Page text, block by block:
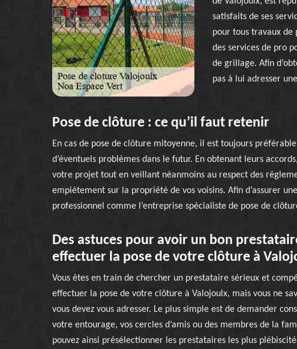
satisfaits de ses
pour tous travaux de
des services de pro
de grillage. Afin
pas à lui adresser
Pose de clôture : ce qu’il faut retenir
En cas de pose de clôture mitoyenne, il est toujours
d’éventuels problèmes dans le futur. En obtenant leurs
votre projet tout en veillant néanmoins au respect des
empiétement sur la propriété de vos voisins. Afin d’assurer
professionnel comme l’entreprise spécialiste de pose de
Des astuces pour avoir un bon
effectuer la pose de votre clôture à
Vous êtes en train de chercher un prestataire sérieux et
effectuer la pose de votre clôture à Valojoulx, mais vous ne
vous devez vous adresser. Le plus simple est de demander
votre entourage, vos cercles d’amis ou des membres de la
pouvez ainsi présélectionner les prestataires les plus